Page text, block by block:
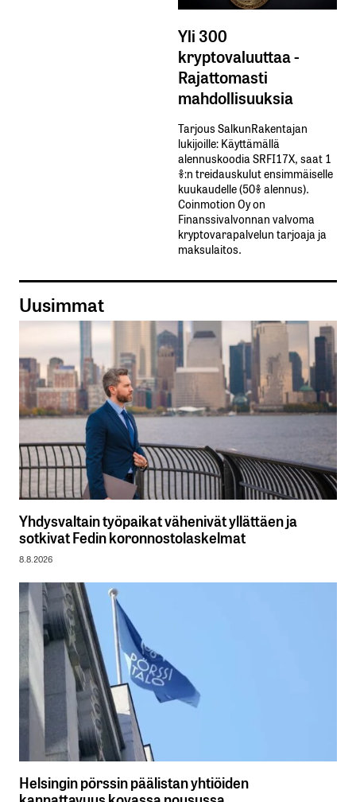
Yli 300
kryptovaluuttaa -
Rajattomasti
mahdollisuuksia
Tarjous SalkunRakentajan
lukijoille: Käyttämällä​ ​
alennuskoodia​ ​SRFI17X,​ ​saat​ ​1
%:n treidauskulut​ ​ensimmäiselle​ ​
kuukaudelle​ ​(50%​ ​alennus).
Coinmotion Oy on
Finanssivalvonnan valvoma
kryptovarapalvelun tarjoaja ja
maksulaitos.
Uusimmat
Yhdysvaltain työpaikat vähenivät yllättäen ja
sotkivat Fedin koronnostolaskelmat
8.8.2026
Helsingin pörssin päälistan yhtiöiden